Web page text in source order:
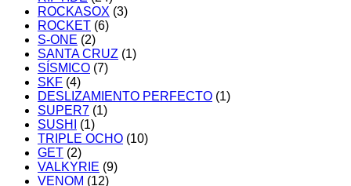
ROCKASOX (3)
ROCKET (6)
S-ONE (2)
SANTA CRUZ (1)
SÍSMICO (7)
SKF (4)
DESLIZAMIENTO PERFECTO (1)
SUPER7 (1)
SUSHI
(1)
TRIPLE OCHO (10)
GET (2)
VALKYRIE (9)
VENOM (12)